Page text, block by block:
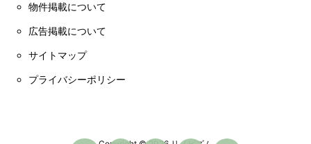
物件掲載について
広告掲載について
サイトマップ
プライバシーポリシー